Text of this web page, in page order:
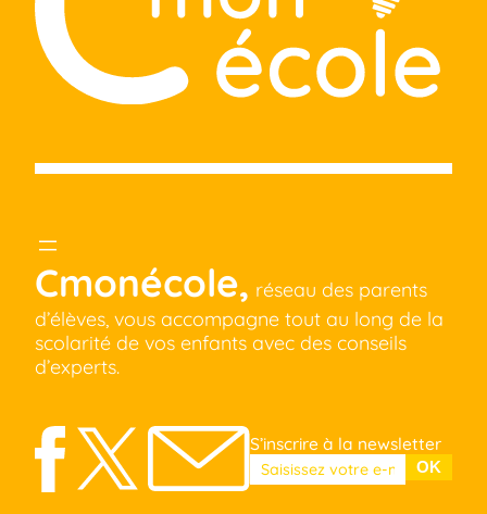
Cmonécole, réseau des parents
d’élèves, vous accompagne tout au long de la
scolarité de vos enfants avec des conseils
d’experts.
S’inscrire à la newsletter
Veuillez laisser ce champ